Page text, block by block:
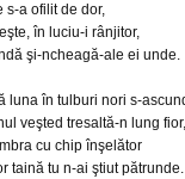
s-a ofilit de dor,
în luciu-i rânjitor,
şi-ncheagă-ale ei unde.
luna în tulburi nori s-
veşted tresaltă-n lung fior,
cu chip înşelător
taină tu n-ai ştiut pătrunde.